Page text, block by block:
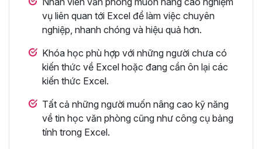
vụ liên quan tới Excel để làm việc chuyên
nghiệp, nhanh chóng và hiệu quả hơn.
Khóa học phù hợp với những người chưa có
kiến thức về Excel hoặc đang cần ôn lại các
kiến thức Excel.
Tất cả những người muốn nâng cao kỹ năng
về tin học văn phòng cũng như công cụ bảng
tính trong Excel.